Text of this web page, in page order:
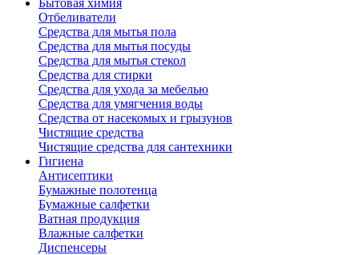
Бытовая химия
Отбеливатели
Средства для мытья пола
Средства для мытья посуды
Средства для мытья стекол
Средства для стирки
Средства для ухода за мебелью
Средства для умягчения воды
Средства от насекомых и грызунов
Чистящие средства
Чистящие средства для сантехники
Гигиена
Антисептики
Бумажные полотенца
Бумажные салфетки
Ватная продукция
Влажные салфетки
Диспенсеры